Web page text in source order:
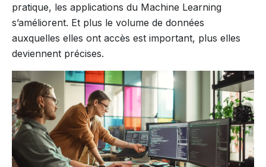
pratique, les applications du Machine Learning
s’améliorent. Et plus le volume de données
auxquelles elles ont accès est important, plus elles
deviennent précises.